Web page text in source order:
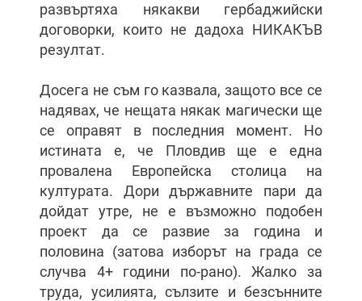
развъртяха някакви гербаджийски
договорки, които не дадоха НИКАКЪВ
резултат.
Досега не съм го казвала, защото все се
надявах, че нещата някак магически ще
се оправят в последния момент. Но
истината е, че Пловдив ще е една
провалена Европейска столица на
културата. Дори държавните пари да
дойдат утре, не е възможно подобен
проект да се развие за година и
половина (затова изборът на града се
случва 4+ години по-рано). Жалко за
труда, усилията, сълзите и безсънните